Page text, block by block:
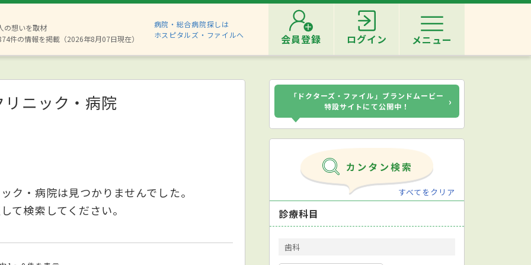
の想いを取材
件の情報を掲載（2026年8月07日現在）
病院・総合病院探しは
ホスピタルズ・ファイルへ
会員登録 ログイン メニュー
リニック・病院
ク・病院は見つかりませんでした。
て検索してください。
「ドクターズ・ファイル」ブランドムービー
特設サイトにて公開中！
›
すべてをクリア
診療科目
歯科